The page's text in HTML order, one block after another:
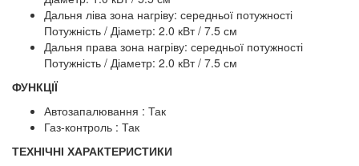
Дальня ліва зона нагріву: середньої потужності
Потужність / Діаметр: 2.0 кВт / 7.5 см
Дальня права зона нагріву: середньої потужності
Потужність / Діаметр: 2.0 кВт / 7.5 см
ФУНКЦІЇ
Автозапалювання : Так
Газ-контроль : Так
ТЕХНІЧНІ ХАРАКТЕРИСТИКИ